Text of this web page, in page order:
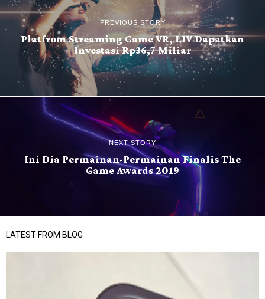
PREVIOUS STORY
Platfrom Streaming Game VR, LIV Dapatkan
Investasi Rp36,7 Miliar
NEXT STORY
Ini Dia Permainan-Permainan Finalis The
Game Awards 2019
LATEST FROM BLOG